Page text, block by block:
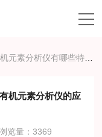
析仪有哪些特点 微量有机元素分析仪的应用
机元素分析仪的应
览量：3369